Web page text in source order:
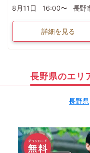
8月11日
16:00〜 長野
詳細を見る
長野県のエリ
長野県